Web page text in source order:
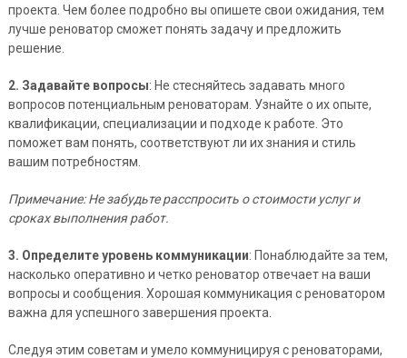
проекта. Чем более подробно вы опишете свои ожидания, тем
лучше реноватор сможет понять задачу и предложить
решение.
2. Задавайте вопросы: Не стесняйтесь задавать много
вопросов потенциальным реноваторам. Узнайте о их опыте,
квалификации, специализации и подходе к работе. Это
поможет вам понять, соответствуют ли их знания и стиль
вашим потребностям.
Примечание: Не забудьте расспросить о стоимости услуг и
сроках выполнения работ.
3. Определите уровень коммуникации: Понаблюдайте за тем,
насколько оперативно и четко реноватор отвечает на ваши
вопросы и сообщения. Хорошая коммуникация с реноватором
важна для успешного завершения проекта.
Следуя этим советам и умело коммуницируя с реноваторами,